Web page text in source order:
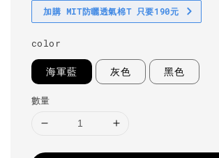
加購 MIT防曬透氣棉T 只要190元
color
海軍藍 灰色 黑色
數量